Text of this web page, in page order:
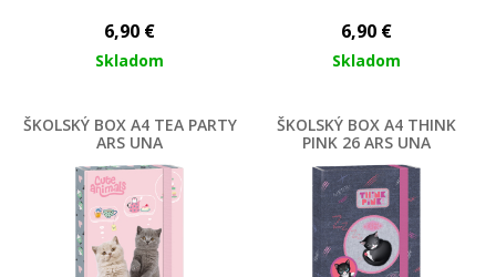
6,90 €
Skladom
6,90 €
Skladom
ŠKOLSKÝ BOX A4 TEA PARTY
ARS UNA
ŠKOLSKÝ BOX A4 THINK
PINK 26 ARS UNA